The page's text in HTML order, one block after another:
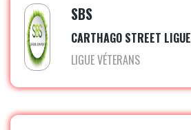
SBS
CARTHAGO STREET LIGUE
LIGUE VÉTERANS